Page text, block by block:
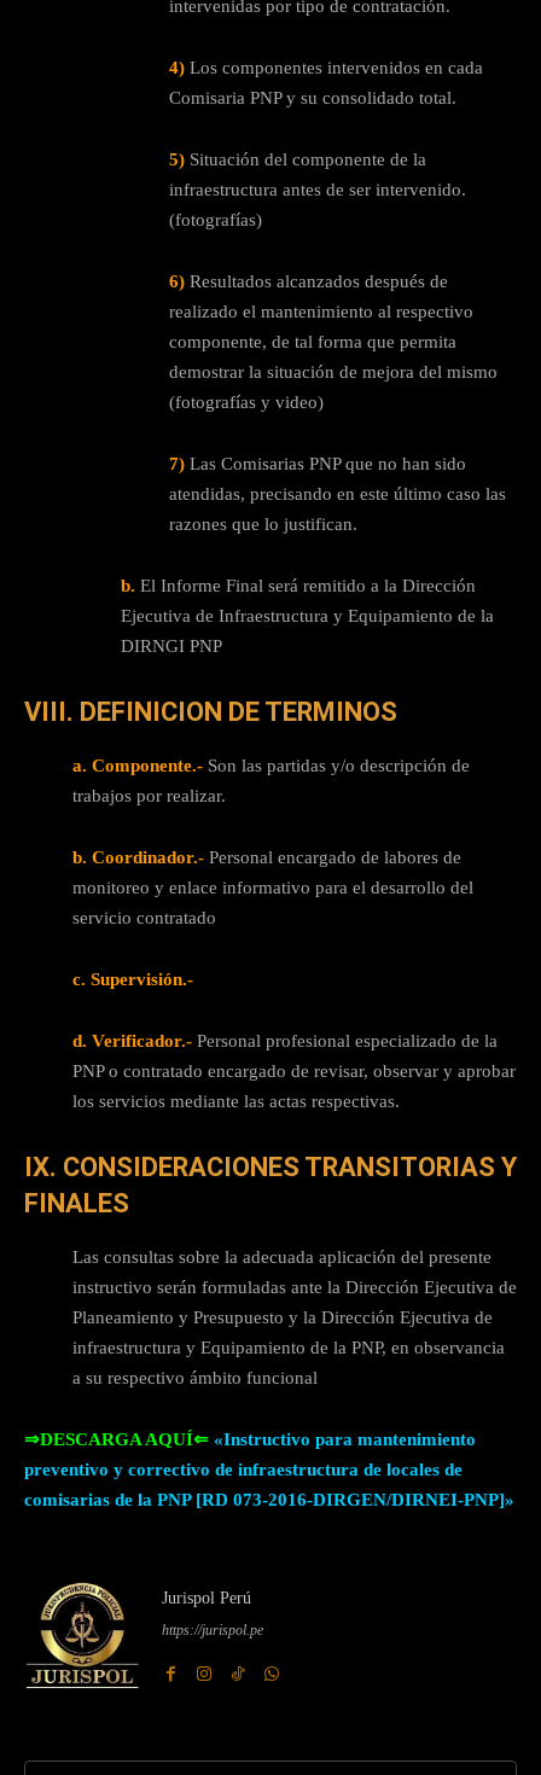
intervenidas por tipo de contratación.
4) Los componentes intervenidos en cada
Comisaria PNP y su consolidado total.
5) Situación del componente de la
infraestructura antes de ser intervenido.
(fotografías)
6) Resultados alcanzados después de
realizado el mantenimiento al respectivo
componente, de tal forma que permita
demostrar la situación de mejora del mismo
(fotografías y video)
7) Las Comisarias PNP que no han sido
atendidas, precisando en este último caso las
razones que lo justifican.
b. El Informe Final será remitido a la Dirección
Ejecutiva de Infraestructura y Equipamiento de la
DIRNGI PNP
VIII. DEFINICION DE TERMINOS
a. Componente.- Son las partidas y/o descripción de
trabajos por realizar.
b. Coordinador.- Personal encargado de labores de
monitoreo y enlace informativo para el desarrollo del
servicio contratado
c. Supervisión.-
d. Verificador.- Personal profesional especializado de la
PNP o contratado encargado de revisar, observar y aprobar
los servicios mediante las actas respectivas.
IX. CONSIDERACIONES TRANSITORIAS Y
FINALES
Las consultas sobre la adecuada aplicación del presente
instructivo serán formuladas ante la Dirección Ejecutiva de
Planeamiento y Presupuesto y la Dirección Ejecutiva de
infraestructura y Equipamiento de la PNP, en observancia
a su respectivo ámbito funcional
⇒DESCARGA AQUÍ⇐ «Instructivo para mantenimiento
preventivo y correctivo de infraestructura de locales de
comisarias de la PNP [RD 073-2016-DIRGEN/DIRNEI-PNP]»
Jurispol Perú
https://jurispol.pe